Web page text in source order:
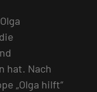
hat. Nach
„Olga hilft“